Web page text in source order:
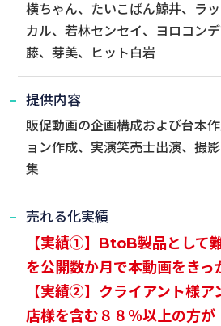
横ちゃん、たいこばん鯨井、ラ
カル、若林センセイ、ヨロコン
藤、芽美、ヒット白岩
提供内容
販促動画の企画構成および台本
ョン作成、実演笑売士出演、撮
集
売れる化実績
【実績①】BtoB製品として
を公開数か月で本動画をきっ
【実績②】クライアント様ア
店様を含む８８％以上の方が